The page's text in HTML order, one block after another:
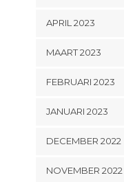
APRIL 2023
MAART 2023
FEBRUARI 2023
JANUARI 2023
DECEMBER 2022
NOVEMBER 2022